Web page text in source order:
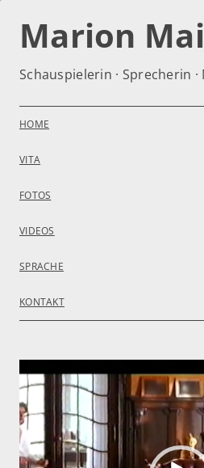
springen
Marion
Schauspielerin · Sprecherin
HOME
VITA
FOTOS
VIDEOS
SPRACHE
KONTAKT
Player